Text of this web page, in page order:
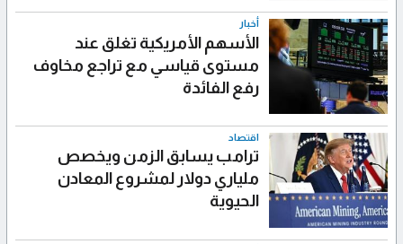
أخبار
الأسهم الأمريكية تغلق عند
مستوى قياسي مع تراجع مخاوف
رفع الفائدة
اقتصاد
ترامب يسابق الزمن ويخصص
ملياري دولار لمشروع المعادن
الحيوية